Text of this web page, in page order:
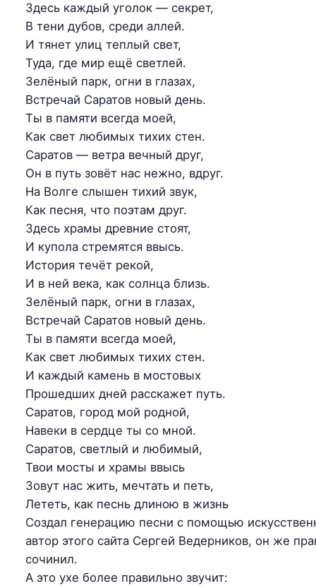
Здесь каждый уголок — секрет,
В тени дубов, среди аллей.
И тянет улиц теплый свет,
Туда, где мир ещё светлей.
Зелёный парк, огни в глазах,
Встречай Саратов новый день.
Ты в памяти всегда моей,
Как свет любимых тихих стен.
Саратов — ветра вечный друг,
Он в путь зовёт нас нежно, вдруг.
На Волге слышен тихий звук,
Как песня, что поэтам друг.
Здесь храмы древние стоят,
И купола стремятся ввысь.
История течёт рекой,
И в ней века, как солнца близь.
Зелёный парк, огни в глазах,
Встречай Саратов новый день.
Ты в памяти всегда моей,
Как свет любимых тихих стен.
И каждый камень в мостовых
Прошедших дней расскажет путь.
Саратов, город мой родной,
Навеки в сердце ты со мной.
Саратов, светлый и любимый,
Твои мосты и храмы ввысь
Зовут нас жить, мечтать и петь,
Лететь, как песнь длиною в жизнь
Создал генерацию песни с помощью
автор этого сайта Сергей Ведерников, он же
сочинил.
А это ухе более правильно звучит: